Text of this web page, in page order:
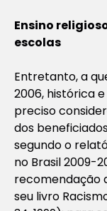
Ensino
escolas
Entretanto, a
2006, histórica
preciso
dos
segundo o
no Brasil 2009-
recomendação
seu livro